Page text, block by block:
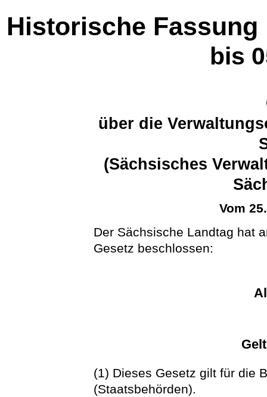
Historische Fassung
bis
über die
(Sächsisches
Vom
Der Sächsische Landtag hat
Gesetz beschlossen:
(1) Dieses Gesetz gilt für die
(Staatsbehörden).